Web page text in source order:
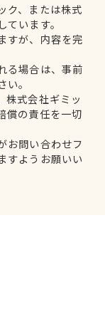
ク、または株式
います。
すが、内容を完
る場合は、事前
。
株式会社ギミッ
償の責任を一切
お問い合わせフ
すようお願いい